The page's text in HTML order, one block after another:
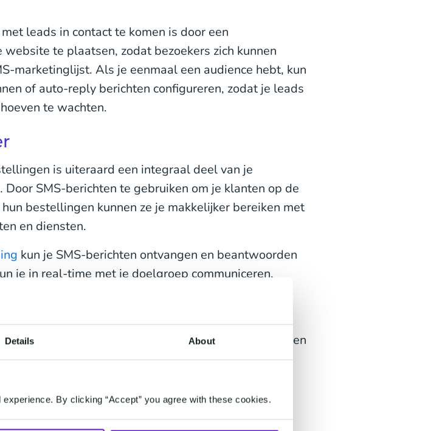
Details About
By clicking “Accept” you agree with these cookies.
leads in contact te komen is door een
te plaatsen, zodat bezoekers zich kunnen
marketinglijst. Als je eenmaal een audience hebt, kun
of auto-reply berichten configureren, zodat je leads
te wachten.
is uiteraard een integraal deel van je
SMS-berichten te gebruiken om je klanten op de
bestellingen kunnen ze je makkelijker bereiken met
en diensten.
kun je SMS-berichten ontvangen en beantwoorden
je in real-time met je doelgroep communiceren,
een persoonlijke relatie met een klant hebt
relatie meer op een vriendschap te lijken dan op een
relatie, waardoor je betere mogelijkheden voor